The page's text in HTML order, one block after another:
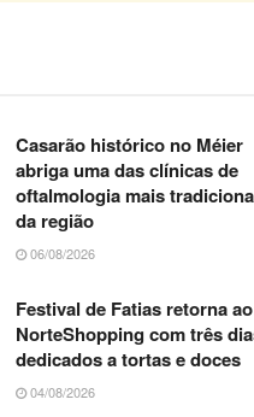
Casarão histórico no Méier
abriga uma das clínicas de
oftalmologia mais
da região
06/08/2026
Festival de Fatias retorna ao
NorteShopping com três
dedicados a tortas e doces
04/08/2026